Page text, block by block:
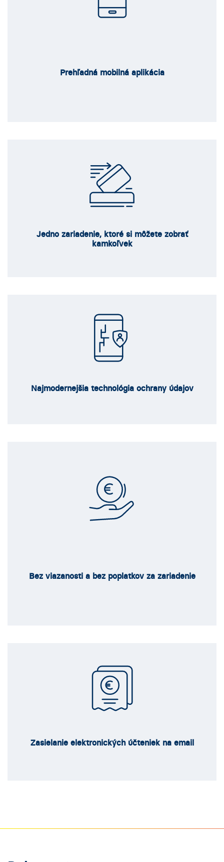
Prehľadná mobilná aplikácia
Jedno zariadenie, ktoré si môžete zobrať
kamkoľvek
Najmodernejšia technológia ochrany údajov
Bez viazanosti a bez poplatkov za zariadenie
Zasielanie elektronických účteniek na email